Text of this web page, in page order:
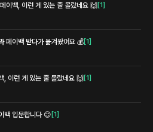
백, 이런 게 있는 줄 몰랐네요 🙌 [1]
페이백 받다가 옮겨왔어요 💰[1]
, 이런 게 있는 줄 몰랐네요 🙌 [1]
백 입문합니다 😊 [1]